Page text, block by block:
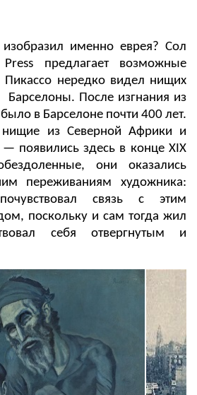
именно еврея? Сол
предлагает возможные
Пикассо нередко видел нищих
Барселоны. После изгнания из
в Барселоне почти 400 лет.
из Северной Африки и
— появились здесь в конце ХIХ
они оказались
переживаниям художника:
связь с этим
поскольку и сам тогда жил
себя отвергнутым и